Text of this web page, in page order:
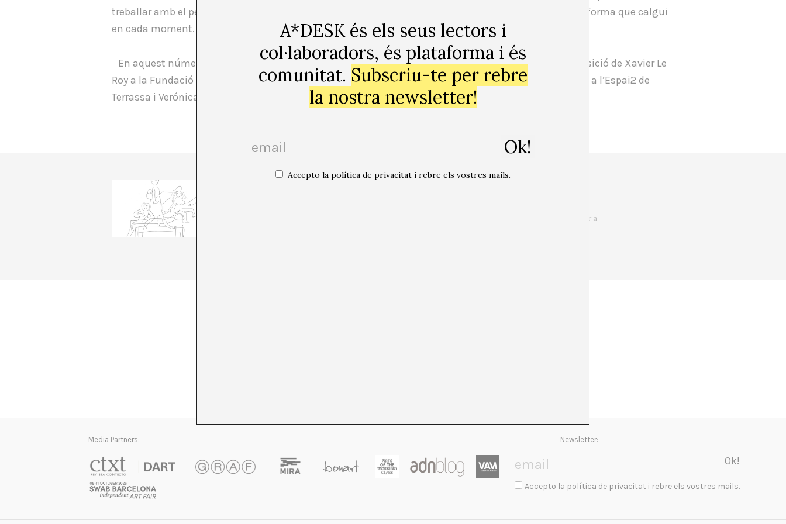
treballar amb el pensament crític i de tenir la capacitat de redefinir des del text, des de la imatge o la forma que calgui
en cada moment. És també una qüestió de ritmes.
En aquest número d’A*Magazine omplim lnternet amb nous textos. Montse Badia s’apropa a l’exposició de Xavier Le
Roy a la Fundació Tàpies, Joan Canela analitza la primera exposició del cicle Constel·lacions Familiars a l’Espai2 de
Terrassa i Verónica Escobar contraposa “Pantalla Global” al CCCB i “Mòbil-U” a Arts Santa Mònica.
consciència ens permet anar molt més allà, incorporar altres disciplines i formes de pensament per a
Media Partners: Newsletter:
Accepto la política de privacitat i rebre els vostres mails.
A*DESK és els seus lectors i
col·laboradors, és plataforma i és
comunitat. Subscriu-te per rebre
la nostra newsletter!
Accepto la política de privacitat i rebre els vostres mails.